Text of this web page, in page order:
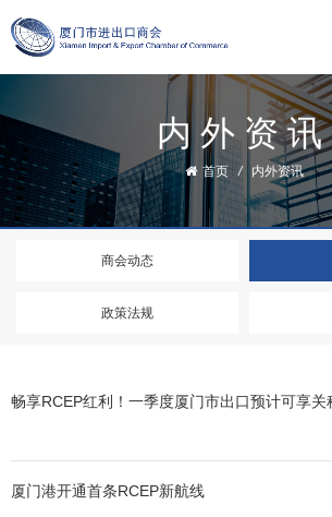
内外资讯
首页 / 内外资讯
​商会动态
政策法规
厦门港开通首条RCEP新航线